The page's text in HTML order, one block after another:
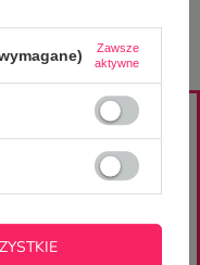
PROFILE
i inspiracji
Zawsze
aktywne